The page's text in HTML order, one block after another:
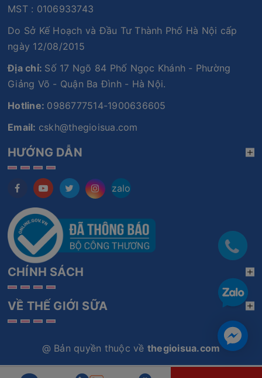
MST : 0106933743
Do Sở Kế Hoạch và Đầu Tư Thành Phố Hà Nội cấp
ngày 12/08/2015
Địa chỉ: Số 17 Ngõ 84 Phố Ngọc Khánh - Phường
Giảng Võ - Quận Ba Đình - Hà Nội.
Hotline: 0986777514-1900636605
Email: cskh@thegioisua.com
HƯỚNG DẪN
zalo
CHÍNH SÁCH
VỀ THẾ GIỚI SỮA
@ Bản quyền thuộc về thegioisua.com